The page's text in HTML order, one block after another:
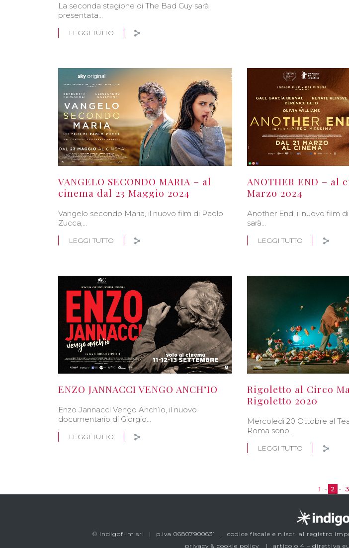
La seconda stagione di The Bad Guy sarà
presentata…
LEGGI TUTTO
VANGELO SECONDO MARIA – al
cinema dal 23 Maggio 2024
Vangelo secondo Maria, il nuovo film di Paolo
Zucca,…
LEGGI TUTTO
ANOTHER END – al
Marzo 2024
Another End, il nuovo film
sarà…
LEGGI TUTTO
ENZO JANNACCI VENGO ANCH’IO
Enzo Jannacci Vengo Anch’io, il nuovo
documentario di Giorgio…
LEGGI TUTTO
Rigoletto al Circo
Rigoletto 2020
Mercoledì 20 Ottobre al
Roma sono…
LEGGI TUTTO
1 2 3
© indigofilm srl p.iva 06807900631 codice fiscale e n.iscr. al registro
privacy & cookie policy
articolo 4 – direttiva